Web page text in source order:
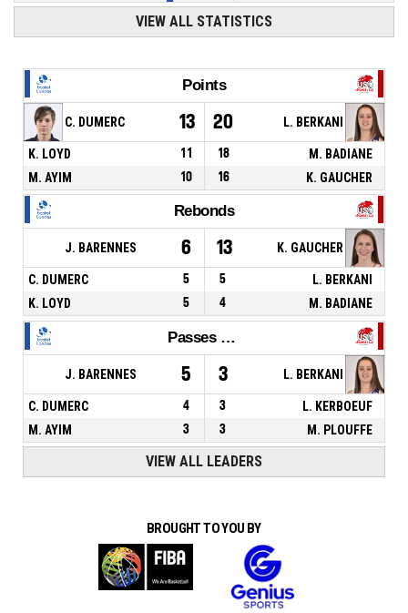
VIEW ALL STATISTICS
Points
C. DUMERC 13 20 L. BERKANI
K. LOYD 11 18
M. BADIANE
M. AYIM
10 16 K. GAUCHER
Rebonds
J. BARENNES 6 13 K. GAUCHER
C. DUMERC 5 5
L. BERKANI
K. LOYD
5 4 M. BADIANE
Passes décisives
J. BARENNES 5 3 L. BERKANI
C. DUMERC 4 3
L. KERBOEUF
M. AYIM
3 3 M. PLOUFFE
VIEW ALL LEADERS
BROUGHT TO YOU BY